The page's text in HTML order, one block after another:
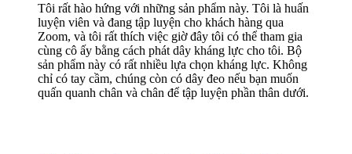
Tôi rất hào hứng với những sản phẩm này. Tôi là huấn
luyện viên và đang tập luyện cho khách hàng qua
Zoom, và tôi rất thích việc giờ đây tôi có thể tham gia
cùng cô ấy bằng cách phát dây kháng lực cho tôi. Bộ
sản phẩm này có rất nhiều lựa chọn kháng lực. Không
chỉ có tay cầm, chúng còn có dây đeo nếu bạn muốn
quấn quanh chân và chân để tập luyện phần thân dưới.